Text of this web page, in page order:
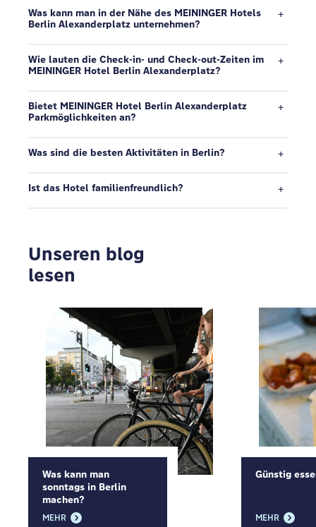
Was kann man in der Nähe des MEININGER Hotels
Berlin Alexanderplatz unternehmen?
Wie lauten die Check-in- und Check-out-Zeiten im
MEININGER Hotel Berlin Alexanderplatz?
Bietet MEININGER Hotel Berlin Alexanderplatz
Parkmöglichkeiten an?
Was sind die besten Aktivitäten in Berlin?
Ist das Hotel familienfreundlich?
Unseren blog
lesen
Was kann man
sonntags in Berlin
machen?
MEHR
Günstig
MEHR